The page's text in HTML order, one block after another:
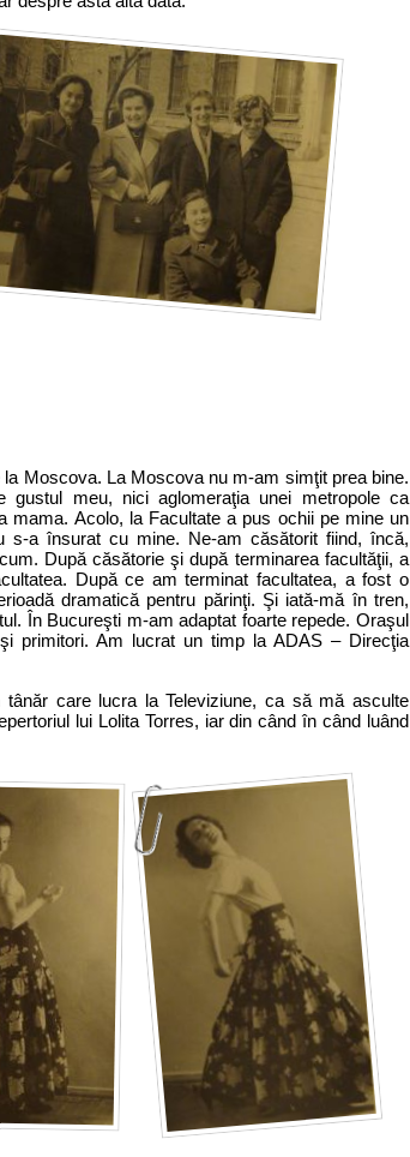
Moscova. La Moscova nu m-am simţit prea bine.
meu, nici aglomeraţia unei metropole ca
mama. Acolo, la Facultate a pus ochii pe mine un
a însurat cu mine. Ne-am căsătorit fiind, încă,
După căsătorie şi după terminarea facultăţii, a
După ce am terminat facultatea, a fost o
dramatică pentru părinţi. Şi iată-mă în tren,
În Bucureşti m-am adaptat foarte repede. Oraşul
primitori. Am lucrat un timp la ADAS – Direcţia
care lucra la Televiziune, ca să mă asculte
lui Lolita Torres, iar din când în când luând